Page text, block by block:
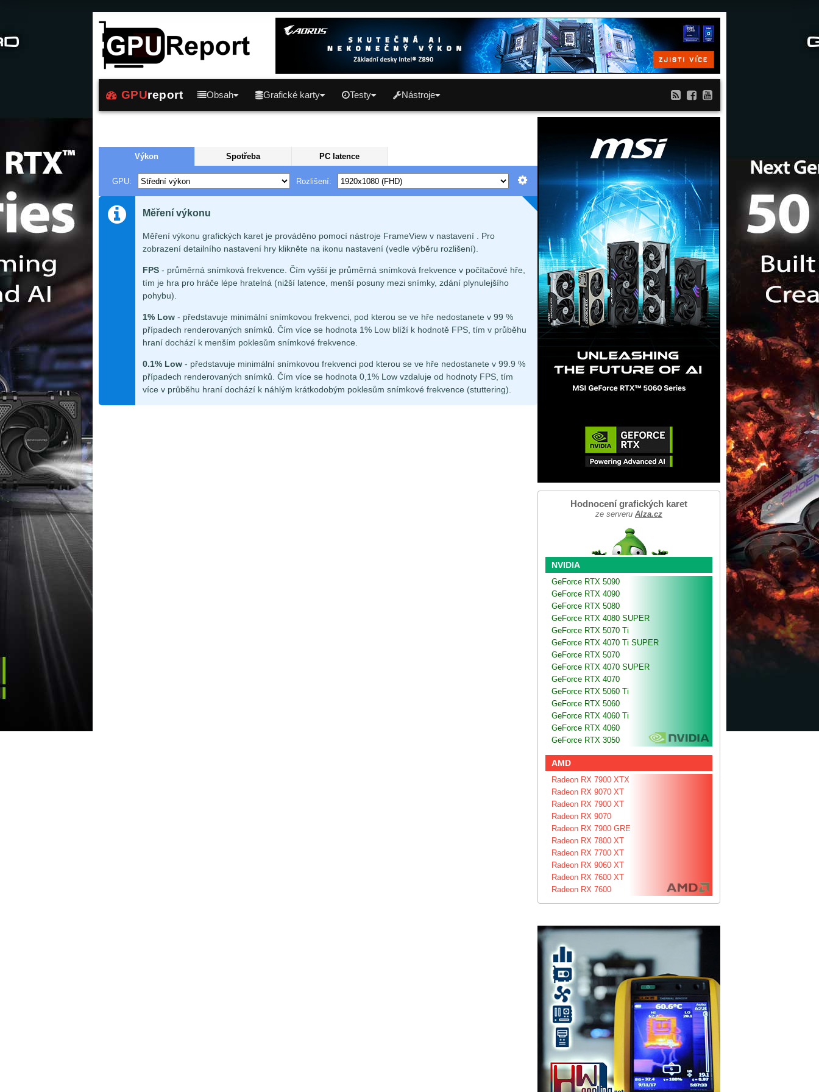
GPUreport Obsah Grafické karty Testy Nástroje
Výkon Spotřeba PC latence
GPU: Rozlišení:
Měření výkonu
Měření výkonu grafických karet je prováděno pomocí nástroje FrameView v nastavení . Pro
zobrazení detailního nastavení hry klikněte na ikonu nastavení (vedle výběru rozlišení).
FPS - průměrná snímková frekvence. Čím vyšší je průměrná snímková frekvence v počítačové hře,
tím je hra pro hráče lépe hratelná (nižší latence, menší posuny mezi snímky, zdání plynulejšího
pohybu).
1% Low - představuje minimální snímkovou frekvenci, pod kterou se ve hře nedostanete v 99 %
případech renderovaných snímků. Čím více se hodnota 1% Low blíží k hodnotě FPS, tím v průběhu
hraní dochází k menším poklesům snímkové frekvence.
0.1% Low - představuje minimální snímkovou frekvenci pod kterou se ve hře nedostanete v 99.9 %
případech renderovaných snímků. Čím více se hodnota 0,1% Low vzdaluje od hodnoty FPS, tím
více v průběhu hraní dochází k náhlým krátkodobým poklesům snímkové frekvence (stuttering).
Hodnocení grafických karet
ze serveru Alza.cz
NVIDIA
GeForce RTX 5090
GeForce RTX 4090
GeForce RTX 5080
GeForce RTX 4080 SUPER
GeForce RTX 5070 Ti
GeForce RTX 4070 Ti SUPER
GeForce RTX 5070
GeForce RTX 4070 SUPER
GeForce RTX 4070
GeForce RTX 5060 Ti
GeForce RTX 5060
GeForce RTX 4060 Ti
GeForce RTX 4060
GeForce RTX 3050
AMD
Radeon RX 7900 XTX
Radeon RX 9070 XT
Radeon RX 7900 XT
Radeon RX 9070
Radeon RX 7900 GRE
Radeon RX 7800 XT
Radeon RX 7700 XT
Radeon RX 9060 XT
Radeon RX 7600 XT
Radeon RX 7600